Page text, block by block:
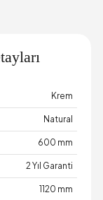
Krem
Natural
600 mm
2 Yıl Garanti
1120 mm